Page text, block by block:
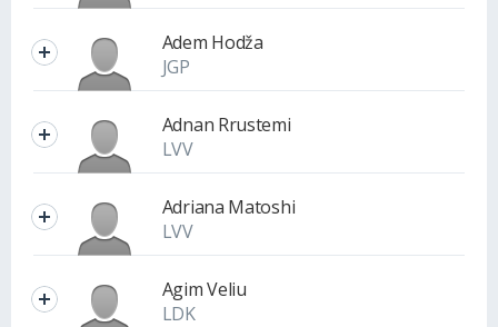
Adem Hodža
JGP
Adnan Rrustemi
LVV
Adriana Matoshi
LVV
Agim Veliu
LDK